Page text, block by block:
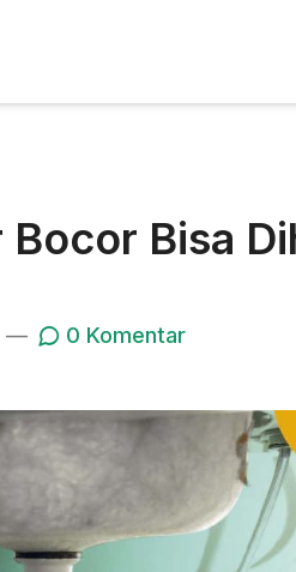
Bisa
— 0 Komentar